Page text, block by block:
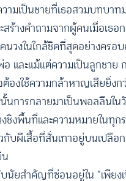
ามเป็นชายที่เธอสวมบทบาท
สร้างคำถามจากผู้คนเมื่อเธ
นวงในใกล้ชิดที่สุดอย่างครอ
อ และแม้แต่ความเป็นลูกชาย
ต้องใช้ความกล้าหาญเสียยิ่ง
นการกลายมาเป็นพอลลีนใน
งชิงพื้นที่และความหมายในทุก
กับผีเสื้อที่สั่นเทาอยู่บนเปลือ
บนัยสำคัญที่ซ่อนอยู่ใน “เพียง